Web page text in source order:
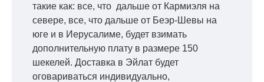
такие как: все, что дальше от Кармиэля на
севере, все, что дальше от Беэр-Шевы на
юге и в Иерусалиме, будет взимать
дополнительную плату в размере 150
шекелей. Доставка в Эйлат будет
оговариваться индивидуально,